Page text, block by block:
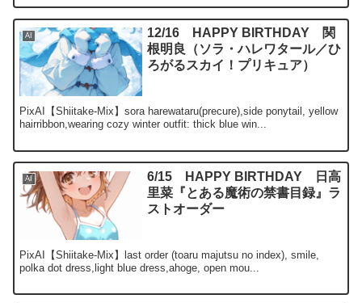
AI
12/16 HAPPY BIRTHDAY 関
根明良（ソラ・ハレワタール／ひ
ろがるスカイ！プリキュア）
PixAI【Shiitake-Mix】sora harewataru(precure),side ponytail, yellow
hairribbon,wearing cozy winter outfit: thick blue win...
AI
6/15 HAPPY BIRTHDAY 日高
里菜『とある魔術の禁書目録』ラ
ストオーダー
PixAI【Shiitake-Mix】last order (toaru majutsu no index), smile,
polka dot dress,light blue dress,ahoge, open mou...